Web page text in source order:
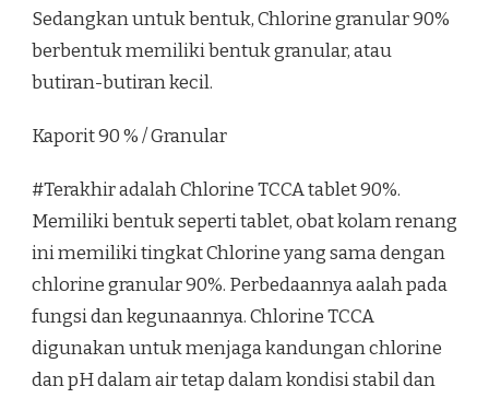
Sedangkan untuk bentuk, Chlorine granular 90%
berbentuk memiliki bentuk granular, atau
butiran-butiran kecil.
Kaporit 90 % / Granular
#Terakhir adalah Chlorine TCCA tablet 90%.
Memiliki bentuk seperti tablet, obat kolam renang
ini memiliki tingkat Chlorine yang sama dengan
chlorine granular 90%. Perbedaannya aalah pada
fungsi dan kegunaannya. Chlorine TCCA
digunakan untuk menjaga kandungan chlorine
dan pH dalam air tetap dalam kondisi stabil dan